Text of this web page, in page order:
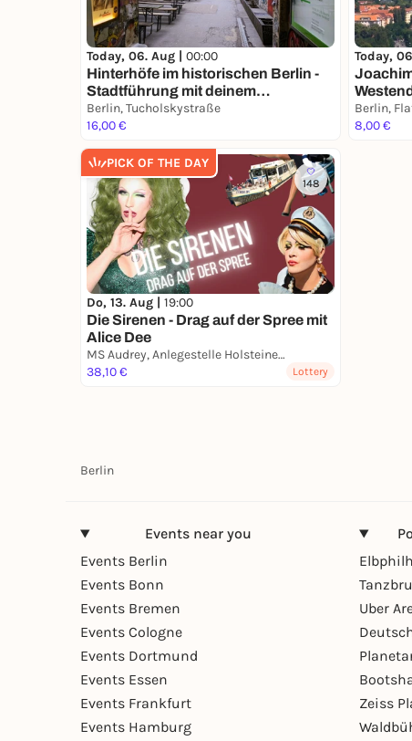
Today, 06. Aug | 00:00
Hinterhöfe im historischen Berlin -
Stadtführung mit deinem
Smartphone
Berlin, Tucholskystraße
16,00 €
Today,
Berlin,
8,00 €
PICK OF THE DAY
148
Do, 13. Aug | 19:00
Die Sirenen - Drag auf der Spree mit
Alice Dee
MS Audrey, Anlegestelle Holsteiner Ufer
38,10 €
Lottery
Berlin
Events near you
Events Berlin
Events Bonn
Events Bremen
Events Cologne
Events Dortmund
Events Essen
Events Frankfurt
Events Hamburg
Uber
Zeiss